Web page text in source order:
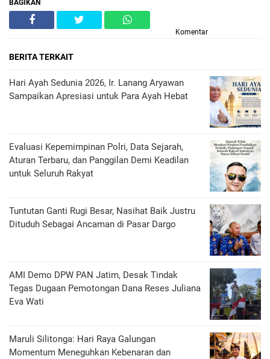
BAGIKAN
Komentar
BERITA TERKAIT
Hari Ayah Sedunia 2026, Ir. Lanang Aryawan
Sampaikan Apresiasi untuk Para Ayah Hebat
Evaluasi Kepemimpinan Polri, Data Sejarah,
Aturan Terbaru, dan Panggilan Demi Keadilan
untuk Seluruh Rakyat
Tuntutan Ganti Rugi Besar, Nasihat Baik Justru
Dituduh Sebagai Ancaman di Pasar Dargo
AMI Demo DPW PAN Jatim, Desak Tindak
Tegas Dugaan Pemotongan Dana Reses Juliana
Eva Wati
Maruli Silitonga: Hari Raya Galungan
Momentum Meneguhkan Kebenaran dan